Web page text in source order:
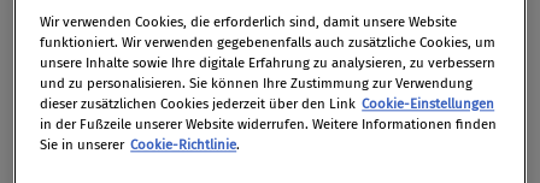
Manfred Nowak, UN-Rapporteur und
Menschenrechtsexperte, eine Keynote zu diesem
spannenden Thema halten wird.
Wir verwenden Cookies, die erforderlich sind, damit unsere Website
funktioniert. Wir verwenden gegebenenfalls auch zusätzliche Cookies, um
unsere Inhalte sowie Ihre digitale Erfahrung zu analysieren, zu verbessern
und zu personalisieren. Sie können Ihre Zustimmung zur Verwendung
dieser zusätzlichen Cookies jederzeit über den Link Cookie-Einstellungen
in der Fußzeile unserer Website widerrufen. Weitere Informationen finden
Sie in unserer Cookie-Richtlinie.